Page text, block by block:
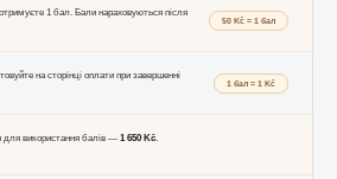
1 бал. Бали нараховуються після
50 Kč = 1 бал
на сторінці оплати при завершенні
1 бал = 1 Kč
використання балів —1 650 Kč.